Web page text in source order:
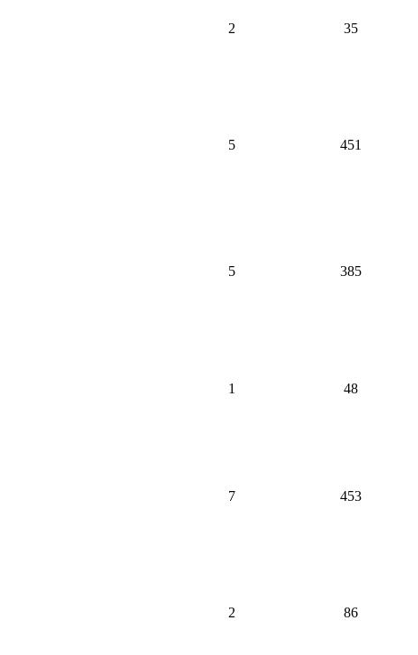
2 35
5 451
5 385
1 48
7 453
2 86